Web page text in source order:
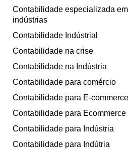
Contabilidade especializada em
indústrias
Contabilidade Indústrial
Contabilidade na crise
Contabilidade na Indústria
Contabilidade para comércio
Contabilidade para E-commerce
Contabilidade para Ecommerce
Contabilidade para Indústria
Contabilidade para Indútria